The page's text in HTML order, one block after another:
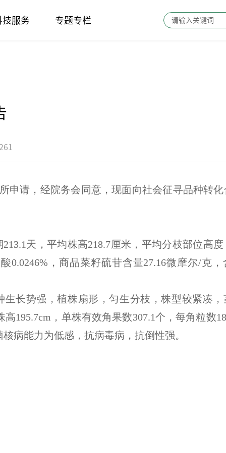
技服务 专题专栏
申请， 经院务会 同意 ，现面向社会征寻品种转
天，平均株高218.7厘米，平均分枝部位高度
0.0246%，商品菜籽硫苷含量27.16微摩尔/克，
生长势强，植株扇形，匀生分枝，株型较紧凑，
高195.7cm，单株有效角果数307.1个，每角粒数
核病能力为低感 ， 抗病毒病， 抗倒性强。